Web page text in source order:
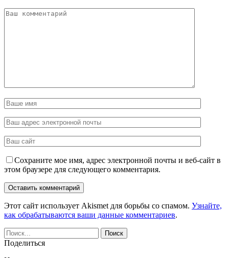
Сохраните мое имя, адрес электронной почты и веб-сайт в
этом браузере для следующего комментария.
Этот сайт использует Akismet для борьбы со спамом. Узнайте,
как обрабатываются ваши данные комментариев.
Поделиться